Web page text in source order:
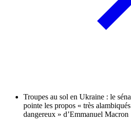
Troupes au sol en Ukraine : le
pointe les propos « très
dangereux » d’Emmanuel Macron